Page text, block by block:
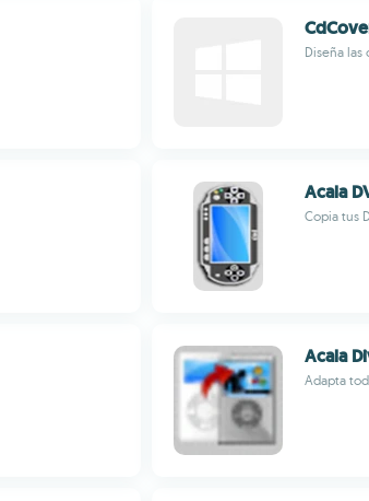
Diseña
Acala
Copia tus
Acala
Adapta